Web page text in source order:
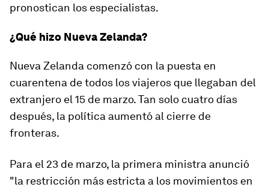
pronostican los especialistas.
¿Qué hizo Nueva Zelanda?
Nueva Zelanda comenzó con la puesta en
cuarentena de todos los viajeros que llegaban del
extranjero el 15 de marzo. Tan solo cuatro días
después, la política aumentó al cierre de
fronteras.
Para el 23 de marzo, la primera ministra anunció
"la restricción más estricta a los movimientos en